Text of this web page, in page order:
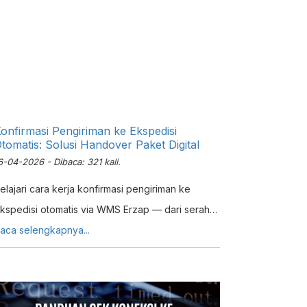
Pengiriman ke Ekspedisi
Solusi Handover Paket Digital
04-2026 - Dibaca: 321 kali.
cara kerja konfirmasi pengiriman ke
otomatis via WMS Erzap — dari serah
paket hingga update status marketplace
proses manual.
selengkapnya...